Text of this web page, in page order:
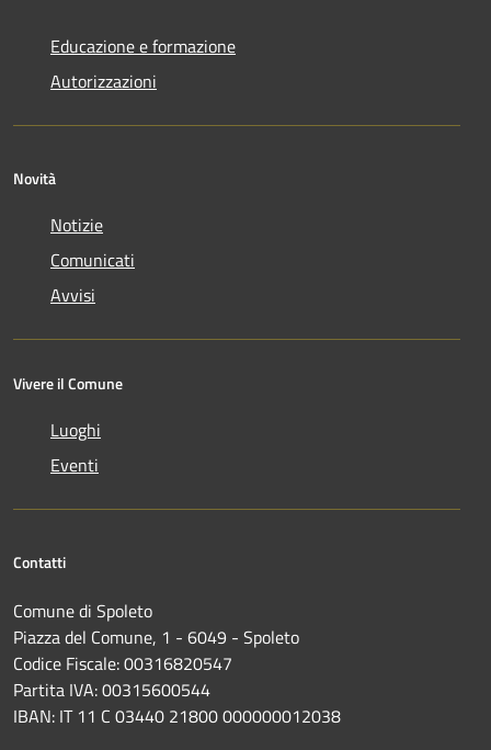
Educazione e formazione
Autorizzazioni
Novità
Notizie
Comunicati
Avvisi
Vivere il Comune
Luoghi
Eventi
Contatti
Comune di Spoleto
Piazza del Comune, 1 - 6049 - Spoleto
Codice Fiscale: 00316820547
Partita IVA: 00315600544
IBAN: IT 11 C 03440 21800 000000012038